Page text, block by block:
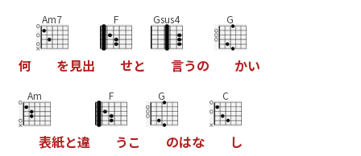
何
Am7
を見出
F
せと
Gsus4
言うの
G
かい
Am
表紙と違
F
う こ
G
のはな
C
し